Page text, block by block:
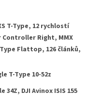
T-Type, 12 rychlostí
Controller Right, MMX
Type Flattop, 126 článků,
T-Type 10-52z
34Z, DJI Avinox ISIS 155